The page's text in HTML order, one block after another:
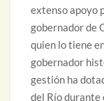
extenso apoyo
gobernador de
quien lo tiene
gobernador
gestión ha
del Río durante